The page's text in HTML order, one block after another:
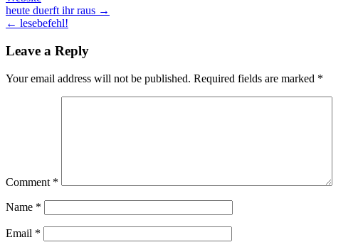
Post
navigation
heute duerft ihr raus →
← lesebefehl!
Leave a Reply
Your email address will not be published. Required fields are marked *
Comment *
Name *
Email *